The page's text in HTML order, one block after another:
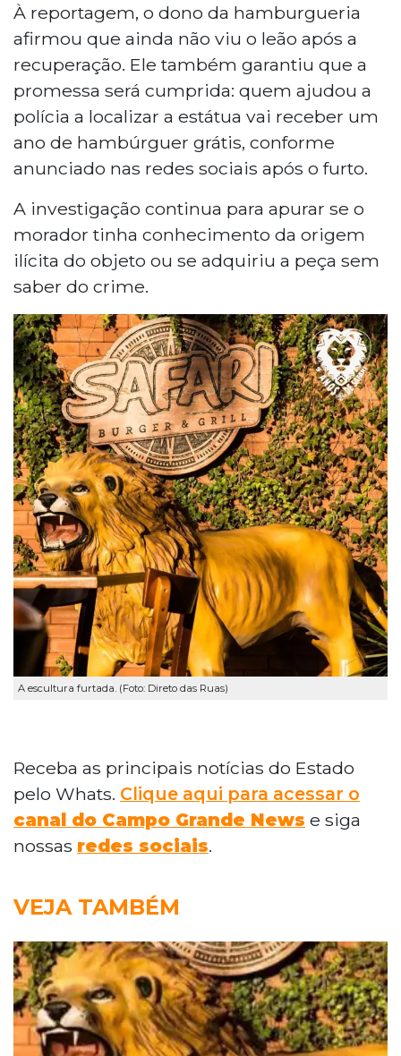
À reportagem, o dono da hamburgueria
afirmou que ainda não viu o leão após a
recuperação. Ele também garantiu que a
promessa será cumprida: quem ajudou a
polícia a localizar a estátua vai receber um
ano de hambúrguer grátis, conforme
anunciado nas redes sociais após o furto.
A investigação continua para apurar se o
morador tinha conhecimento da origem
ilícita do objeto ou se adquiriu a peça sem
saber do crime.
A escultura furtada. (Foto: Direto das Ruas)
Receba as principais notícias do Estado
pelo Whats. Clique aqui para acessar o
canal do Campo Grande News e siga
nossas redes sociais.
VEJA TAMBÉM